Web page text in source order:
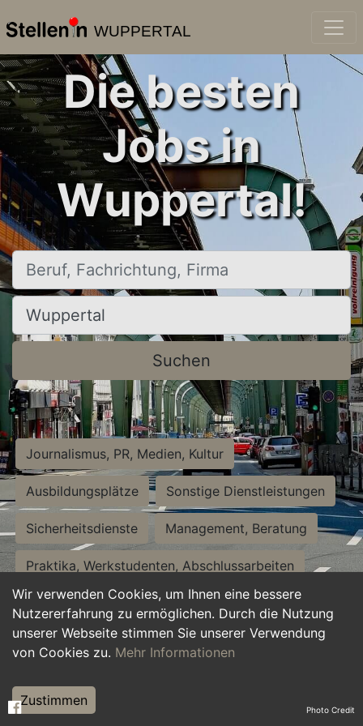
WUPPERTAL
Wir verwenden Cookies, um Ihnen eine bessere
Nutzererfahrung zu ermöglichen. Durch die Nutzung
unserer Webseite stimmen Sie unserer Verwendung
von Cookies zu. Mehr Informationen
Zustimmen
Die besten
Jobs in
Wuppertal!
Beruf, Fachrichtung, Firma
Ort, Stadt
Suchen
Journalismus, PR, Medien, Kultur
Ausbildungsplätze Sonstige Dienstleistungen
Sicherheitsdienste Management, Beratung
Praktika, Werkstudenten, Abschlussarbeiten
Personalwesen Assistenz, Sekretariat
Hilfskräfte, Aushilfs- und Nebenjobs
Weiterbildung, Studium, duale Ausbildung Photo Credit